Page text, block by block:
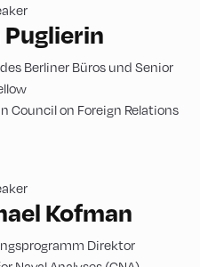
Puglierin
Berliner Büros und Senior
Council on Foreign Relations
Kofman
Direktor